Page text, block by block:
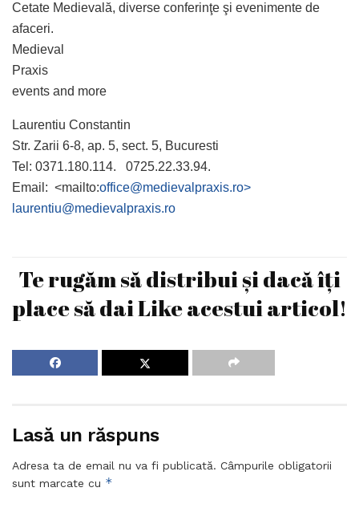
Cetate Medievală, diverse conferinţe şi evenimente de
afaceri.
Medieval
Praxis
events and more
Laurentiu Constantin
Str. Zarii 6-8, ap. 5, sect. 5, Bucuresti
Tel: 0371.180.114. 0725.22.33.94.
Email: <mailto:office@medievalpraxis.ro>
laurentiu@medievalpraxis.ro
Te rugăm să distribui și dacă îți
place să dai Like acestui articol!
Lasă un răspuns
Adresa ta de email nu va fi publicată. Câmpurile obligatorii
sunt marcate cu *